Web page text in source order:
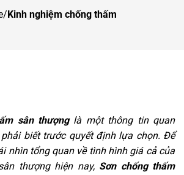
/ Kinh nghiệm chống thấm
sân thượnglà một thông tin quan
biết trước quyết định lựa chọn. Để
nhìn tổng quan về tình hình giá cả của
thượng hiện nay, Sơn chống thấm